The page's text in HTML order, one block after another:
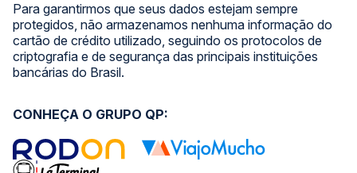
Para garantirmos que seus dados estejam sempre
protegidos, não armazenamos nenhuma informação do
cartão de crédito utilizado, seguindo os protocolos de
criptografia e de segurança das principais instituições
bancárias do Brasil.
CONHEÇA O GRUPO QP: